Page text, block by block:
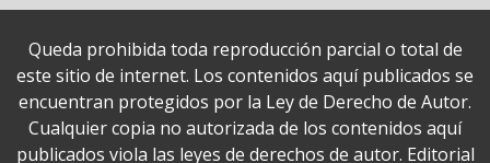
Queda prohibida toda reproducción parcial o total de
este sitio de internet. Los contenidos aquí publicados se
encuentran protegidos por la Ley de Derecho de Autor.
Cualquier copia no autorizada de los contenidos aquí
publicados viola las leyes de derechos de autor. Editorial